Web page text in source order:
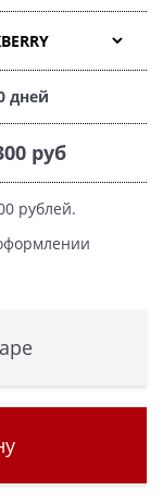
дней
руб
рублей.